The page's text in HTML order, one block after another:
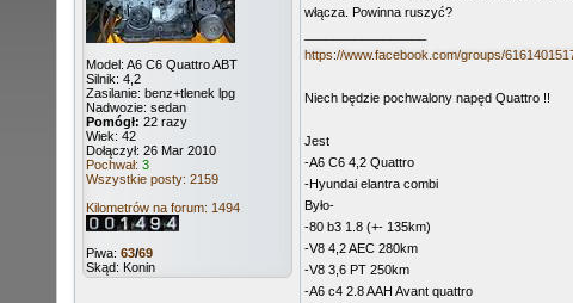
Model: A6 C6 Quattro ABT
Silnik: 4,2
Zasilanie: benz+tlenek lpg
Nadwozie: sedan
Pomógł: 22 razy
Wiek: 42
Dołączył: 26 Mar 2010
Pochwał: 3
Wszystkie posty: 2159
Kilometrów na forum: 1494
Piwa: 63/69
Skąd: Konin
włącza. Powinna ruszyć?
https://www.facebook.com/groups/
Niech będzie pochwalony napęd Quattro !!
Jest
-A6 C6 4,2 Quattro
-Hyundai elantra combi
Było-
-80 b3 1.8 (+- 135km)
-V8 4,2 AEC 280km
-V8 3,6 PT 250km
-A6 c4 2.8 AAH Avant quattro